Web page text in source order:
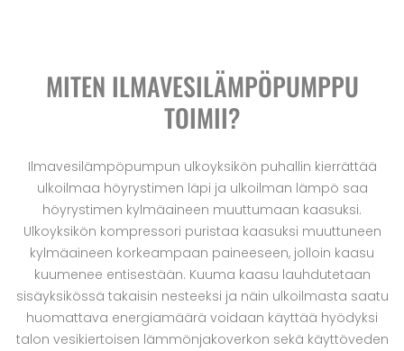
MITEN ILMAVESILÄMPÖPUMPPU
TOIMII?
Ilmavesilämpöpumpun ulkoyksikön puhallin kierrättää
ulkoilmaa höyrystimen läpi ja ulkoilman lämpö saa
höyrystimen kylmäaineen muuttumaan kaasuksi.
Ulkoyksikön kompressori puristaa kaasuksi muuttuneen
kylmäaineen korkeampaan paineeseen, jolloin kaasu
kuumenee entisestään. Kuuma kaasu lauhdutetaan
sisäyksikössä takaisin nesteeksi ja näin ulkoilmasta saatu
huomattava energiamäärä voidaan käyttää hyödyksi
talon vesikiertoisen lämmönjakoverkon sekä käyttöveden